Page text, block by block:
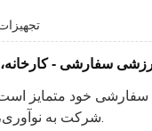
سفارشی - کارخانه،
خود متمایز
شرکت به نوآوری، دقت و کیفیت برتر است.